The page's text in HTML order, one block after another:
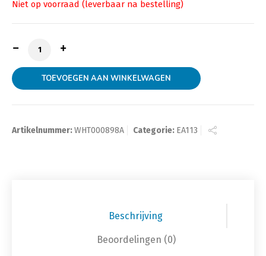
Kogelkop houder afdekplaat GTI Golf5,
TOEVOEGEN AAN WINKELWAGEN
Artikelnummer:WHT000898A Categorie: EA113
Beschrijving
Beoordelingen (0)